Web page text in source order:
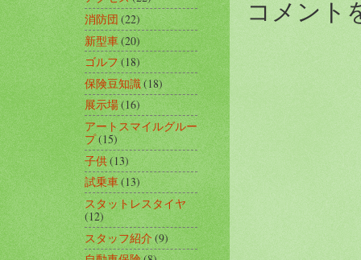
コメント
消防団(22)
新型車(20)
ゴルフ(18)
保険豆知識(18)
展示場(16)
アートスマイルグルー
プ(15)
子供(13)
試乗車(13)
スタットレスタイヤ
(12)
スタッフ紹介(9)